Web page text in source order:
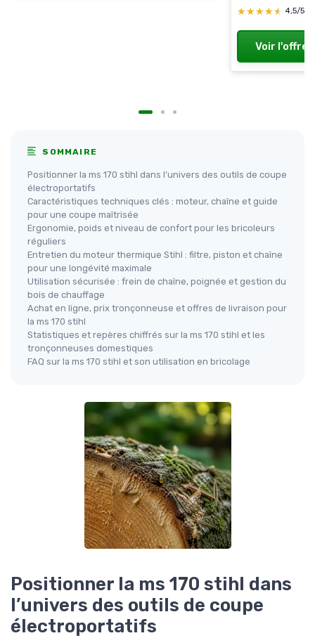
★★★★★
★★★★★ 4,5/5
Voir l'offre
SOMMAIRE
Positionner la ms 170 stihl dans l’univers des outils de coupe
électroportatifs
Caractéristiques techniques clés : moteur, chaîne et guide
pour une coupe maîtrisée
Ergonomie, poids et niveau de confort pour les bricoleurs
réguliers
Entretien du moteur thermique Stihl : filtre, piston et chaîne
pour une longévité maximale
Utilisation sécurisée : frein de chaîne, poignée et gestion du
bois de chauffage
Achat en ligne, prix tronçonneuse et offres de livraison pour
la ms 170 stihl
Statistiques et repères chiffrés sur la ms 170 stihl et les
tronçonneuses domestiques
FAQ sur la ms 170 stihl et son utilisation en bricolage
Positionner la ms 170 stihl dans
l’univers des outils de coupe
électroportatifs